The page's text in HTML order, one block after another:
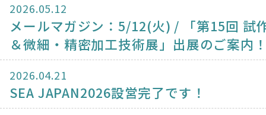
2026.05.12
メールマガジン：5/12(火) / 「第15回 試
＆微細・精密加工技術展」出展のご案内
2026.04.21
SEA JAPAN2026設営完了です！